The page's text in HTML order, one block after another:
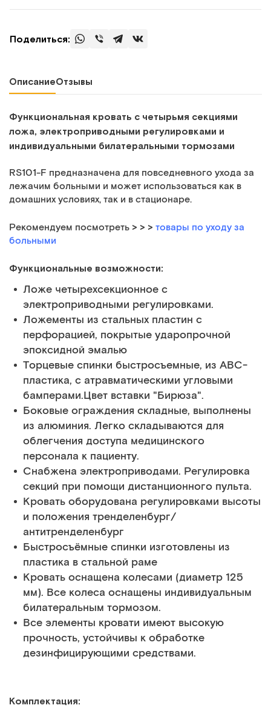
Поделиться:
ОписаниеОтзывы
Функциональная кровать с четырьмя секциями
ложа, электроприводными регулировками и
индивидуальными билатеральными тормозами
RS101-F предназначена для повседневного ухода за
лежачим больными и может использоваться как в
домашних условиях, так и в стационаре.
Рекомендуем посмотреть > > > товары по уходу за
больными
Функциональные возможности:
Ложе четырехсекционное с
электроприводными регулировками.
Ложементы из стальных пластин с
перфорацией, покрытые ударопрочной
эпоксидной эмалью
Торцевые спинки быстросъемные, из ABC-
пластика, с атравматическими угловыми
бамперами.Цвет вставки "Бирюза".
Боковые ограждения складные, выполнены
из алюминия. Легко складываются для
облегчения доступа медицинского
персонала к пациенту.
Снабжена электроприводами. Регулировка
секций при помощи дистанционного пульта.
Кровать оборудована регулировками высоты
и положения тренделенбург/
антитренделенбург
Быстросъёмные спинки изготовлены из
пластика в стальной раме
Кровать оснащена колесами (диаметр 125
мм). Все колеса оснащены индивидуальным
билатеральным тормозом.
Все элементы кровати имеют высокую
прочность, устойчивы к обработке
дезинфицирующими средствами.
Комплектация: